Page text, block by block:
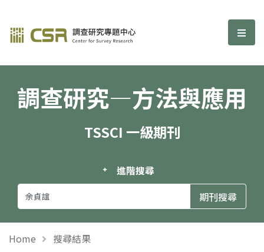
調查研究—方法與應用期刊 選
調查研究—方法與應用
TSSCI 一級期刊
進階搜尋
Home 搜尋結果